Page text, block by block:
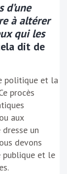
d’une
à altérer
qui les
dit de
politique et la
procès
aux
un
devons
publique et le